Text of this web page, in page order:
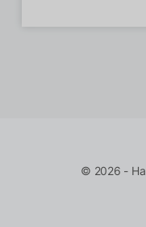
© 2026 -